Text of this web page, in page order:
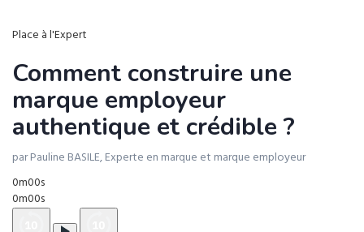
Place à l'Expert
Comment construire une
marque employeur
authentique et crédible ?
par Pauline BASILE, Experte en marque et marque employeur
0m00s
0m00s